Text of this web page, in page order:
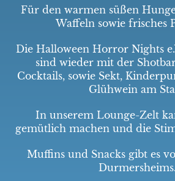
Für den warmen süßen
Waffeln sowie frisches
Die Halloween Horror Nights
sind wieder mit der
Cocktails, sowie Sekt,
Glühwein am
In unserem Lounge-Zelt
gemütlich machen und die
Muffins und Snacks gibt es
Durmersheims.